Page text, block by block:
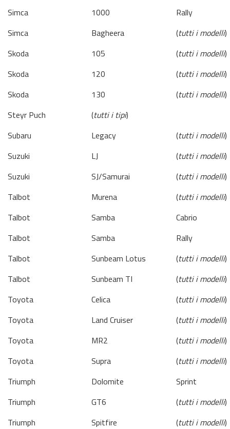
Simca
1000
Rally
Simca
Bagheera (tutti i modelli)
Skoda
105 (tutti i modelli)
Skoda
120 (tutti i modelli)
Skoda
130 (tutti i modelli)
Steyr Puch
(tutti i tipi)
Subaru
Legacy (tutti i modelli)
Suzuki
LJ (tutti i modelli)
Suzuki
SJ/Samurai (tutti i modelli)
Talbot
Murena (tutti i modelli)
Talbot
Samba
Cabrio
Talbot
Samba
Rally
Talbot
Sunbeam Lotus (tutti i modelli)
Talbot
Sunbeam TI (tutti i modelli)
Toyota
Celica (tutti i modelli)
Toyota
Land Cruiser (tutti i modelli)
Toyota
MR2 (tutti i modelli)
Toyota
Supra (tutti i modelli)
Triumph
Dolomite
Sprint
Triumph
GT6 (tutti i modelli)
Triumph
Spitfire (tutti i modelli)